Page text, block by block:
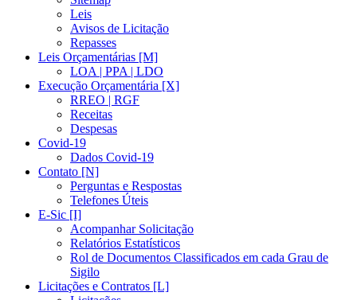
Leis
Avisos de Licitação
Repasses
Leis Orçamentárias [M]
LOA | PPA | LDO
Execução Orçamentária [X]
RREO | RGF
Receitas
Despesas
Covid-19
Dados Covid-19
Contato [N]
Perguntas e Respostas
Telefones Úteis
E-Sic [I]
Acompanhar Solicitação
Relatórios Estatísticos
Rol de Documentos Classificados em cada Grau de
Sigilo
Licitações e Contratos [L]